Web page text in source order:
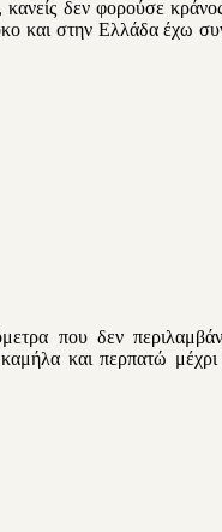
δεν φορούσε
και στην Ελλάδα έχω
που δεν
και περπατώ